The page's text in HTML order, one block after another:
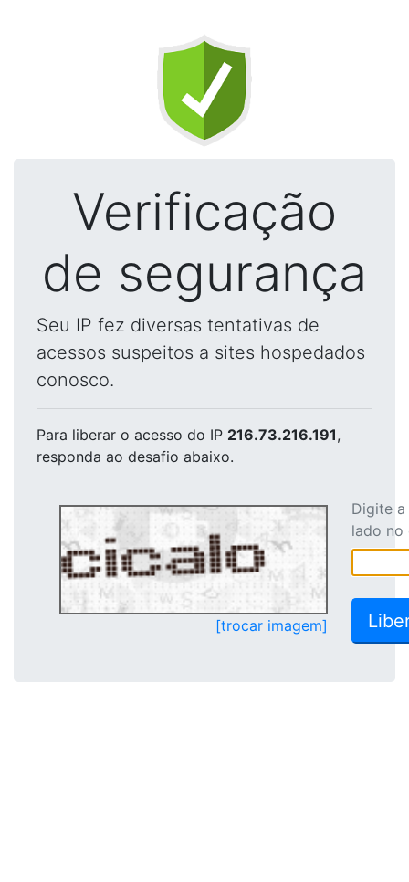
Verificação
de segurança
Seu IP fez diversas tentativas de
acessos suspeitos a sites hospedados
conosco.
Para liberar o acesso do IP 216.73.216.191,
responda ao desafio abaixo.
[trocar imagem]
Digite
lado no